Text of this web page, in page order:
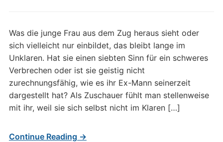
Was die junge Frau aus dem Zug heraus sieht oder
sich vielleicht nur einbildet, das bleibt lange im
Unklaren. Hat sie einen siebten Sinn für ein schweres
Verbrechen oder ist sie geistig nicht
zurechnungsfähig, wie es ihr Ex-Mann seinerzeit
dargestellt hat? Als Zuschauer fühlt man stellenweise
mit ihr, weil sie sich selbst nicht im Klaren […]
Continue Reading →